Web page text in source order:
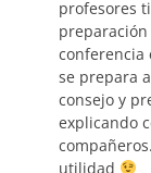
profesores
conferencia
se prepara
consejo y
explicando
utilidad